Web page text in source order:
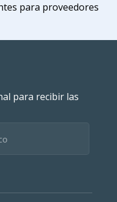
para proveedores
para recibir las